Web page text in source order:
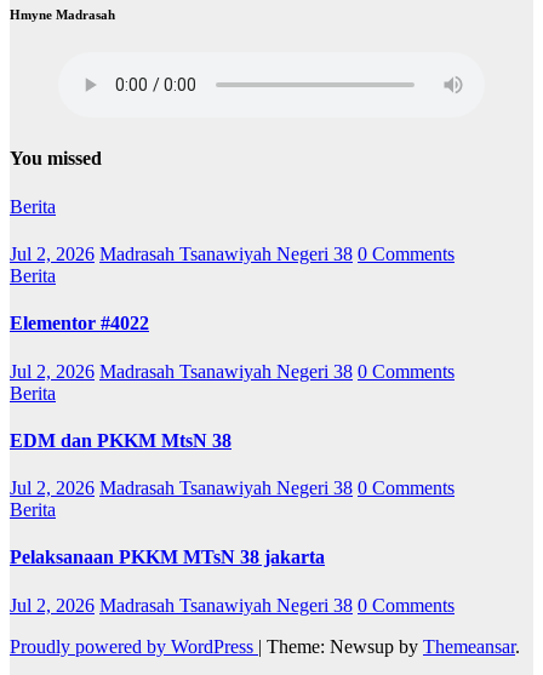
Hmyne Madrasah
You missed
Berita
Jul 2, 2026 Madrasah Tsanawiyah Negeri 38 0 Comments
Berita
Elementor #4022
Jul 2, 2026 Madrasah Tsanawiyah Negeri 38 0 Comments
Berita
EDM dan PKKM MtsN 38
Jul 2, 2026 Madrasah Tsanawiyah Negeri 38 0 Comments
Berita
Pelaksanaan PKKM MTsN 38 jakarta
Jul 2, 2026 Madrasah Tsanawiyah Negeri 38 0 Comments
Proudly powered by WordPress | Theme: Newsup by Themeansar.